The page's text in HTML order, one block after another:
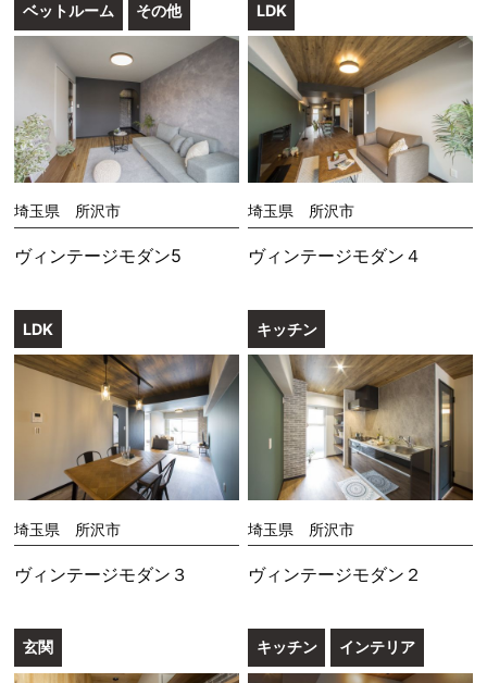
ベットルーム その他
埼玉県 所沢市
ヴィンテージモダン5
LDK
埼玉県 所沢市
ヴィンテージモダン４
LDK
埼玉県 所沢市
ヴィンテージモダン３
キッチン
埼玉県 所沢市
ヴィンテージモダン２
玄関 キッチン インテリア